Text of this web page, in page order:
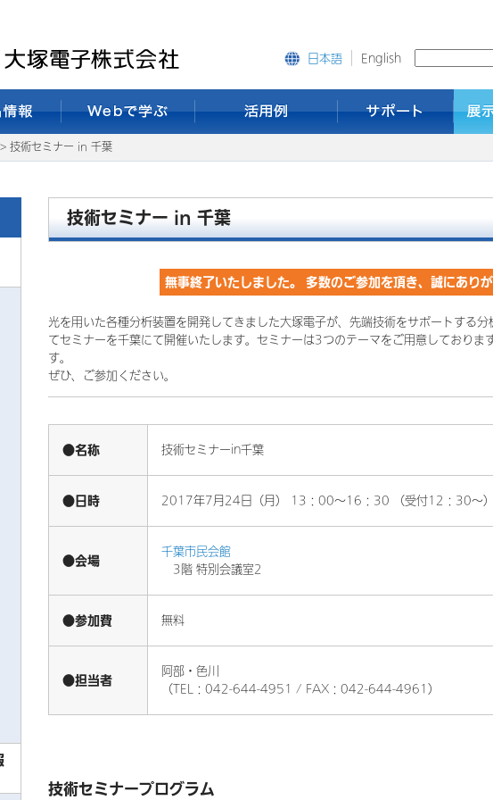
日本語 English
> 技術セミナー in 千葉
技術セミナー in 千葉
無事終了いたしました。 多数のご参加を頂き、誠にあり
光を用いた各種分析装置を開発してきました大塚電子が、先端技術をサポートする
てセミナーを千葉にて開催いたします。セミナーは3つのテーマをご用意しており
す。
ぜひ、ご参加ください。
●名称 技術セミナーin千葉
●日時 2017年7月24日（月） 13：00～16：30 （受付12：30～
●会場
千葉市民会館
3階 特別会議室2
●参加費 無料
●担当者
阿部・色川
（TEL：042-644-4951 / FAX：042-644-4961）
技術セミナープログラム